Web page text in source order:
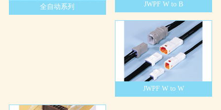
全自动系列 JWPF W to B
JWPF W to W